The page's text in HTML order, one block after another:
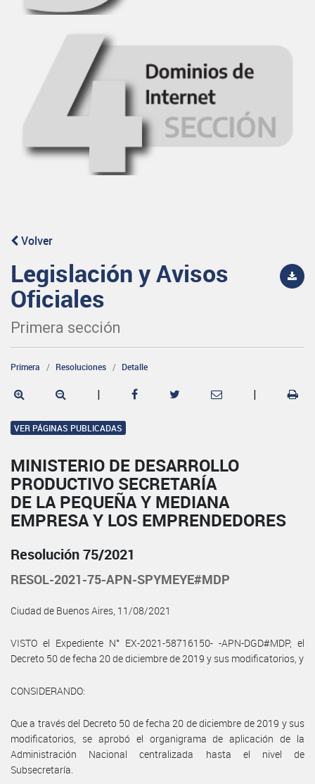
Volver
Legislación y Avisos
Oficiales
Primera sección
Primera Resoluciones Detalle
| |
VER PÁGINAS PUBLICADAS
MINISTERIO DE DESARROLLO
PRODUCTIVO SECRETARÍA
DE LA PEQUEÑA Y MEDIANA
EMPRESA Y LOS EMPRENDEDORES
Resolución 75/2021
RESOL-2021-75-APN-SPYMEYE#MDP
Ciudad de Buenos Aires, 11/08/2021
VISTO el Expediente N° EX-2021-58716150- -APN-DGD#MDP, el
Decreto 50 de fecha 20 de diciembre de 2019 y sus modificatorios, y
CONSIDERANDO:
Que a través del Decreto 50 de fecha 20 de diciembre de 2019 y sus
modificatorios, se aprobó el organigrama de aplicación de la
Administración Nacional centralizada hasta el nivel de
Subsecretaría.